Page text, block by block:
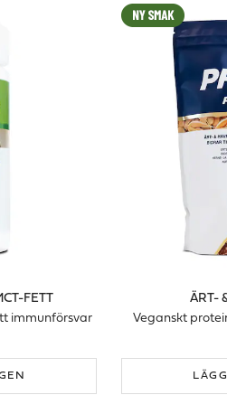
FETT
immunförsvar
ÄRT-
Veganskt